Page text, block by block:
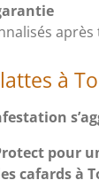
à
pour
cafards à